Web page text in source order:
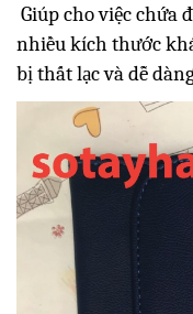
Giúp cho việc chứa
nhiều kích thước
bị thất lạc và dễ